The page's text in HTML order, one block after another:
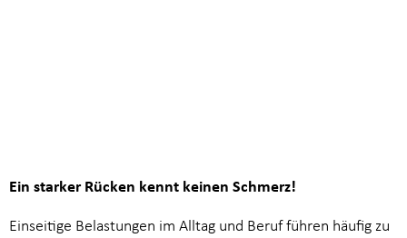
Ein starker Rücken kennt keinen Schmerz!
Einseitige Belastungen im Alltag und Beruf führen häufig zu